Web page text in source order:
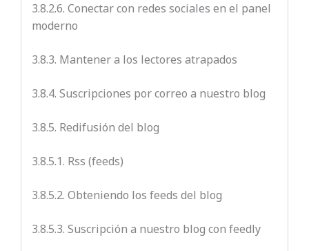
3.8.2.6. Conectar con redes sociales en el panel
moderno
3.8.3. Mantener a los lectores atrapados
3.8.4. Suscripciones por correo a nuestro blog
3.8.5. Redifusión del blog
3.8.5.1. Rss (feeds)
3.8.5.2. Obteniendo los feeds del blog
3.8.5.3. Suscripción a nuestro blog con feedly